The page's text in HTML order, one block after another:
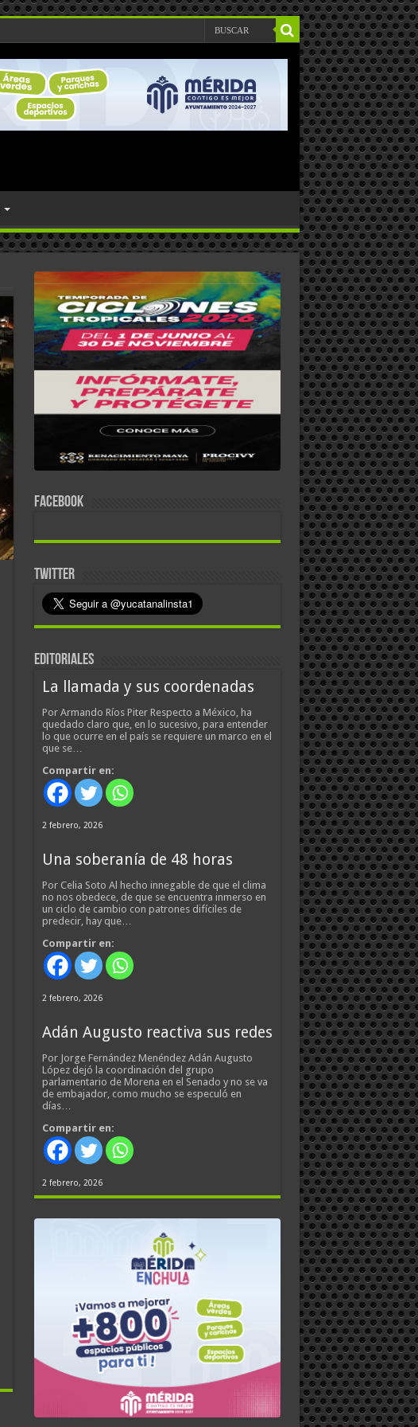
FACEBOOK
TWITTER
EDITORIALES
La llamada y sus coordenadas
Por Armando Ríos Piter Respecto a México, ha
quedado claro que, en lo sucesivo, para entender
lo que ocurre en el país se requiere un marco en el
que se…
Compartir en:
2 febrero, 2026
Una soberanía de 48 horas
Por Celia Soto Al hecho innegable de que el clima
no nos obedece, de que se encuentra inmerso en
un ciclo de cambio con patrones difíciles de
predecir, hay que…
Compartir en:
2 febrero, 2026
Adán Augusto reactiva sus redes
Por Jorge Fernández Menéndez Adán Augusto
López dejó la coordinación del grupo
parlamentario de Morena en el Senado y no se va
de embajador, como mucho se especuló en
días…
Compartir en:
2 febrero, 2026